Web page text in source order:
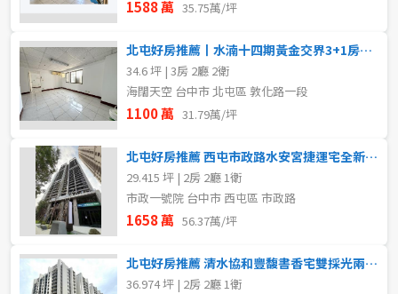
1588 萬 35.75萬/坪
北屯好房推薦丨水湳十四期黃金交界3+1房平車
34.6 坪 | 3房 2廳 2衛
海闊天空 台中市 北屯區 敦化路一段
1100 萬 31.79萬/坪
北屯好房推薦 西屯市政路水安宮捷運宅全新採光兩房車位
29.415 坪 | 2房 2廳 1衛
市政一號院 台中市 西屯區 市政路
1658 萬 56.37萬/坪
北屯好房推薦 清水協和豐馥書香宅雙採光兩房B1平車
36.974 坪 | 2房 2廳 1衛